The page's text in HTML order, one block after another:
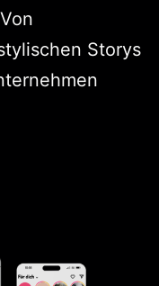
Storys